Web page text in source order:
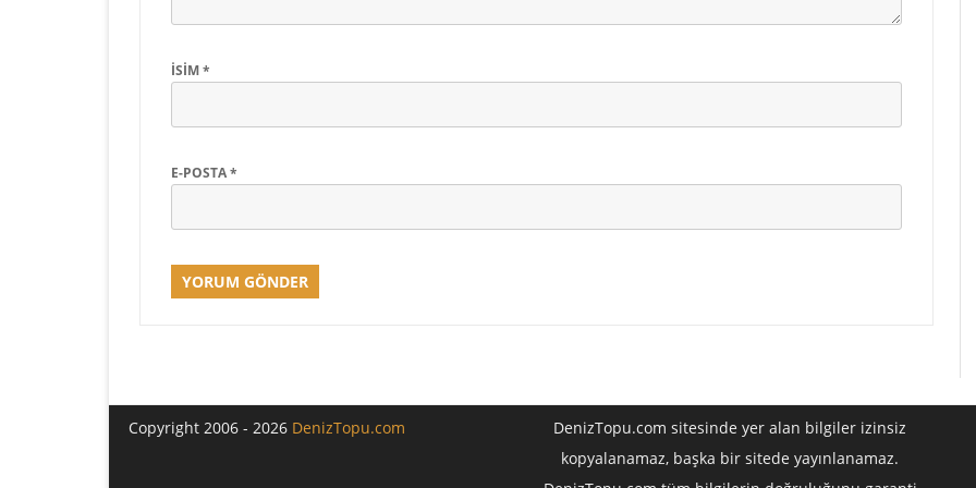
İSIM*
E-POSTA*
Copyright 2006 - 2026 DenizTopu.com
DenizTopu.com sitesinde yer alan bilgiler izinsiz
kopyalanamaz, başka bir sitede yayınlanamaz.